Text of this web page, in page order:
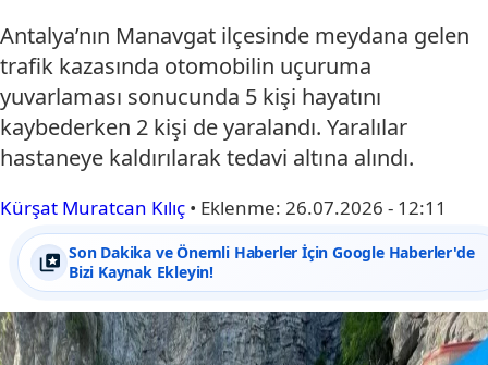
Antalya’nın Manavgat ilçesinde meydana gelen
trafik kazasında otomobilin uçuruma
yuvarlaması sonucunda 5 kişi hayatını
kaybederken 2 kişi de yaralandı. Yaralılar
hastaneye kaldırılarak tedavi altına alındı.
Kürşat Muratcan Kılıç • Eklenme: 26.07.2026 - 12:11
Son Dakika ve Önemli Haberler İçin Google Haberler'de
Bizi Kaynak Ekleyin!